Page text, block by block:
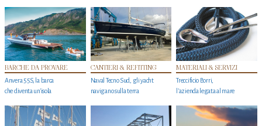
BARCHE DA PROVARE
Anvera 55S, la barca
che diventa un'isola
CANTIERI & REFITTING
Naval Tecno Sud, gli yacht
navigano sulla terra
MATERIALI & SERVIZI
Treccificio Borri,
l'azienda legata al mare